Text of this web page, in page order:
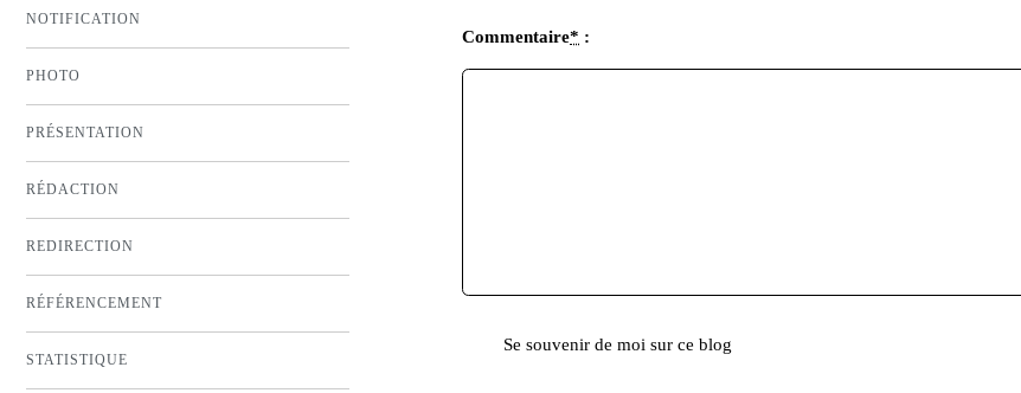
NOTIFICATION
PHOTO
PRÉSENTATION
RÉDACTION
REDIRECTION
RÉFÉRENCEMENT
STATISTIQUE
Commentaire* :
Se souvenir de moi sur ce blog